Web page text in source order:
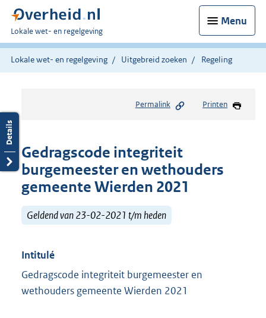
Menu
U
bent
hier:
Lokale wet- en regelgeving
Lokale wet- en regelgeving Uitgebreid zoeken Regeling
Permalink Printen
Gedragscode integriteit
burgemeester en wethouders
gemeente Wierden 2021
Geldend van 23-02-2021 t/m heden
Intitulé
Gedragscode integriteit burgemeester en
wethouders gemeente Wierden 2021